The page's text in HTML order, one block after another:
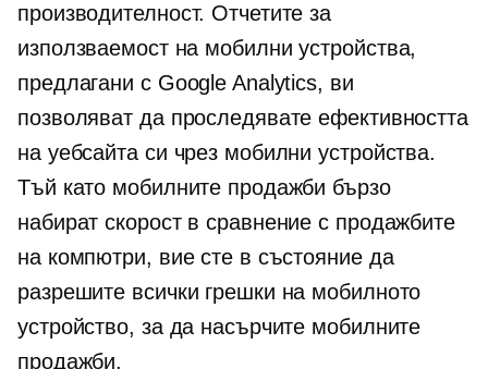
производителност. Отчетите за
използваемост на мобилни устройства,
предлагани с Google Analytics, ви
позволяват да проследявате ефективността
на уебсайта си чрез мобилни устройства.
Тъй като мобилните продажби бързо
набират скорост в сравнение с продажбите
на компютри, вие сте в състояние да
разрешите всички грешки на мобилното
устройство, за да насърчите мобилните
продажби.